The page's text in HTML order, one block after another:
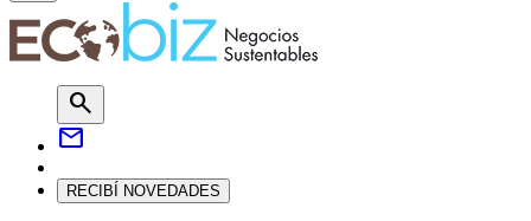
search
mail
RECIBÍ NOVEDADES